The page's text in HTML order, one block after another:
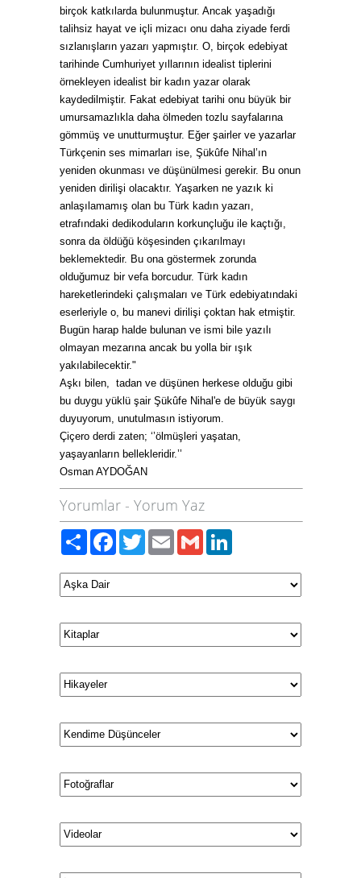
birçok katkılarda bulunmuştur. Ancak yaşadığı
talihsiz hayat ve içli mizacı onu daha ziyade ferdi
sızlanışların yazarı yapmıştır. O, birçok edebiyat
tarihinde Cumhuriyet yıllarının idealist tiplerini
örnekleyen idealist bir kadın yazar olarak
kaydedilmiştir. Fakat edebiyat tarihi onu büyük bir
umursamazlıkla daha ölmeden tozlu sayfalarına
gömmüş ve unutturmuştur. Eğer şairler ve yazarlar
Türkçenin ses mimarları ise, Şükûfe Nihal’ın
yeniden okunması ve düşünülmesi gerekir. Bu onun
yeniden dirilişi olacaktır. Yaşarken ne yazık ki
anlaşılamamış olan bu Türk kadın yazarı,
etrafındaki dedikoduların korkunçluğu ile kaçtığı,
sonra da öldüğü köşesinden çıkarılmayı
beklemektedir. Bu ona göstermek zorunda
olduğumuz bir vefa borcudur. Türk kadın
hareketlerindeki çalışmaları ve Türk edebiyatındaki
eserleriyle o, bu manevi dirilişi çoktan hak etmiştir.
Bugün harap halde bulunan ve ismi bile yazılı
olmayan mezarına ancak bu yolla bir ışık
yakılabilecektir."
Aşkı bilen, tadan ve düşünen herkese olduğu gibi
bu duygu yüklü şair Şükûfe Nihal'e de büyük saygı
duyuyorum, unutulmasın istiyorum.
Çiçero derdi zaten; ‘’ölmüşleri yaşatan,
yaşayanların bellekleridir.’’
Osman AYDOĞAN
Yorumlar - Yorum Yaz
PaylaşFacebook
TwitterEmailGmail